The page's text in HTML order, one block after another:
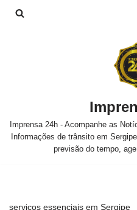
Imprensa 24h - Acompanhe as
Informações de trânsito em
previsão do tempo,
serviços essenciais em Sergipe